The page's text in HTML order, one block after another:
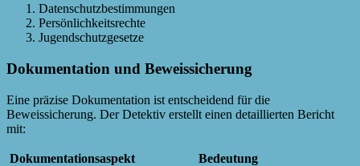
Datenschutzbestimmungen
Persönlichkeitsrechte
Jugendschutzgesetze
Dokumentation und Beweissicherung
Eine präzise Dokumentation ist entscheidend für die
Beweissicherung. Der Detektiv erstellt einen detaillierten Bericht
mit:
Dokumentationsaspekt
Bedeutung